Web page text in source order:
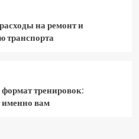
на ремонт и
транспорта
тренировок:
именно вам